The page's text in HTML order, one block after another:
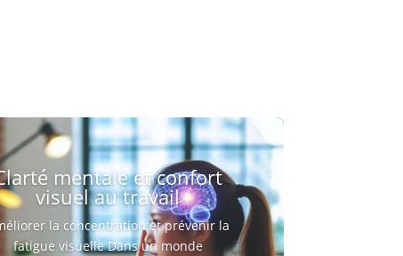
mentale et confort
visuel au travail
la concentration et prévenir la
fatigue visuelle Dans un monde